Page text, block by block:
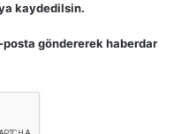
kaydedilsin.
posta göndererek haberdar